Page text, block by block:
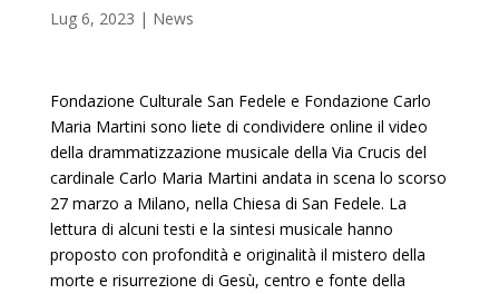
Lug 6, 2023 | News
Fondazione Culturale San Fedele e Fondazione Carlo
Maria Martini sono liete di condividere online il video
della drammatizzazione musicale della Via Crucis del
cardinale Carlo Maria Martini andata in scena lo scorso
27 marzo a Milano, nella Chiesa di San Fedele. La
lettura di alcuni testi e la sintesi musicale hanno
proposto con profondità e originalità il mistero della
morte e risurrezione di Gesù, centro e fonte della